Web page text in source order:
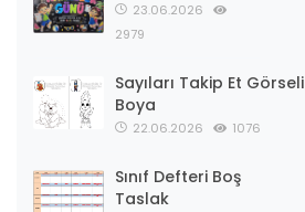
23.06.2026
2979
Sayıları Takip Et Görseli
Boya
22.06.2026 1076
Sınıf Defteri Boş
Taslak